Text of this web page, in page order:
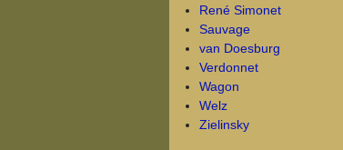
René Simonet
Sauvage
van Doesburg
Verdonnet
Wagon
Welz
Zielinsky